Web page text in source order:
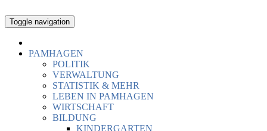
Toggle navigation
PAMHAGEN
POLITIK
VERWALTUNG
STATISTIK & MEHR
LEBEN IN PAMHAGEN
WIRTSCHAFT
BILDUNG
KINDERGARTEN